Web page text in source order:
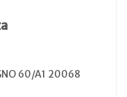
60/A1 20068